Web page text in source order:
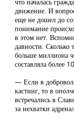
движение. И
еще не дошел до
понимание
в этом нет.
давности. Сколько
больше миллиона
составляла более
— Если в
кастинг, то в
встречались в
за нехватки